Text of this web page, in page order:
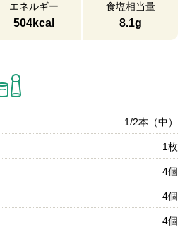
エネルギー
504kcal
食塩相当量
8.1g
1/2本（中）
1枚
4個
4個
4個